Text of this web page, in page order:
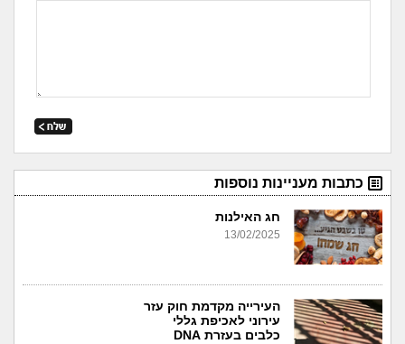
כתבות מעניינות נוספות
חג האילנות
13/02/2025
העירייה מקדמת חוק עזר
עירוני לאכיפת גללי
כלבים בעזרת DNA